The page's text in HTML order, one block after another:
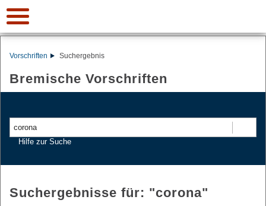
Vorschriften Suchergebnis
Bremische Vorschriften
Hilfe zur Suche
Suchergebnisse für: "corona"